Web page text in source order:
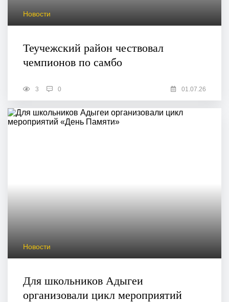
Новости
Теучежский район чествовал
чемпионов по самбо
3 0 01.07.26
Новости
Для школьников Адыгеи
организовали цикл мероприятий